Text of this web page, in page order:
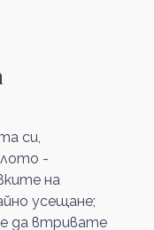
си,
-
на
усещане;
да втривате